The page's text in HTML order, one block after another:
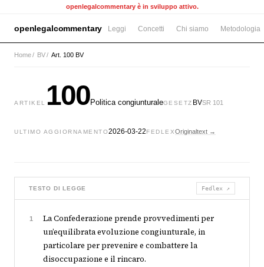
openlegalcommentary è in sviluppo attivo.
openlegalcommentary Leggi Concetti Chi siamo Metodologia
Home/ BV/ Art. 100 BV
ARTIKEL 100Politica congiunturaleGESETZ BVSR 101
ULTIMO AGGIORNAMENTO2026-03-22FEDLEXOriginaltext →
TESTO DI LEGGE Fedlex ↗
1
La Confederazione prende provvedimenti per
un’equilibrata evoluzione congiunturale, in
particolare per prevenire e combattere la
disoccupazione e il rincaro.